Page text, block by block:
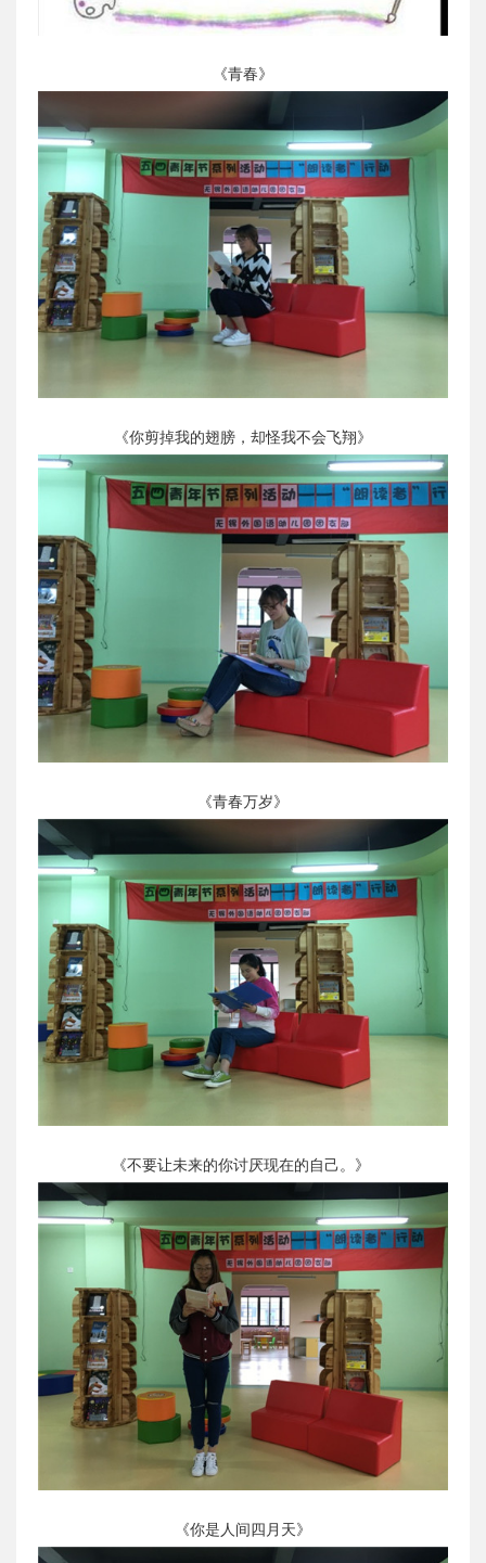
《青春》
《你剪掉我的翅膀，却怪我不会飞翔》
《青春万岁》
《不要让未来的你讨厌现在的自己。》
《你是人间四月天》